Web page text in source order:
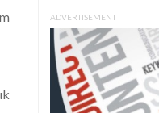
ADVERTISEMENT